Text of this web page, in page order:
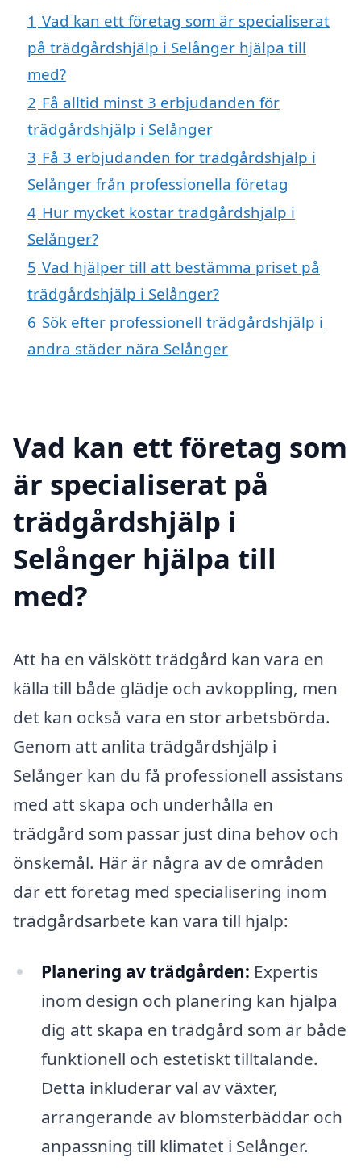
1 Vad kan ett företag som är specialiserat
på trädgårdshjälp i Selånger hjälpa till
med?
2 Få alltid minst 3 erbjudanden för
trädgårdshjälp i Selånger
3 Få 3 erbjudanden för trädgårdshjälp i
Selånger från professionella företag
4 Hur mycket kostar trädgårdshjälp i
Selånger?
5 Vad hjälper till att bestämma priset på
trädgårdshjälp i Selånger?
6 Sök efter professionell trädgårdshjälp i
andra städer nära Selånger
Vad kan ett företag som
är specialiserat på
trädgårdshjälp i
Selånger hjälpa till
med?
Att ha en välskött trädgård kan vara en
källa till både glädje och avkoppling, men
det kan också vara en stor arbetsbörda.
Genom att anlita trädgårdshjälp i
Selånger kan du få professionell assistans
med att skapa och underhålla en
trädgård som passar just dina behov och
önskemål. Här är några av de områden
där ett företag med specialisering inom
trädgårdsarbete kan vara till hjälp:
Planering av trädgården: Expertis
inom design och planering kan hjälpa
dig att skapa en trädgård som är både
funktionell och estetiskt tilltalande.
Detta inkluderar val av växter,
arrangerande av blomsterbäddar och
anpassning till klimatet i Selånger.